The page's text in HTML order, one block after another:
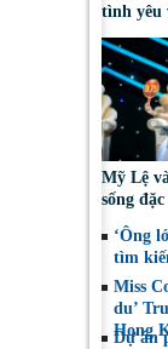
tình yêu
“vai ác
Mỹ Lệ
sống
nhiều
‘Ông
tìm
Miss
du’
Hong
Dự án